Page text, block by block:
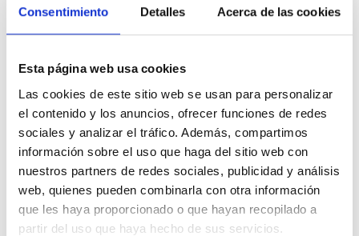
Consentimiento Detalles Acerca de las cookies
Esta página web usa cookies
Las cookies de este sitio web se usan para personalizar
el contenido y los anuncios, ofrecer funciones de redes
sociales y analizar el tráfico. Además, compartimos
información sobre el uso que haga del sitio web con
nuestros partners de redes sociales, publicidad y análisis
web, quienes pueden combinarla con otra información
que les haya proporcionado o que hayan recopilado a
partir del uso que haya hecho de sus servicios.
FHOS
BIOLUMINISCENTE